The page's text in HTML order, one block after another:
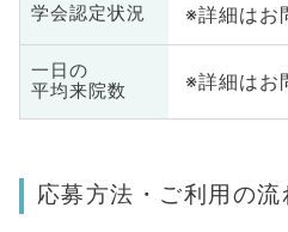
学会認定状況 ※詳細はお
一日の
平均来院数
※詳細はお
応募方法・ご利用の流